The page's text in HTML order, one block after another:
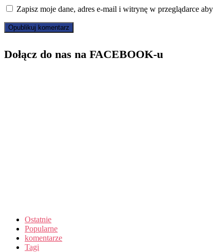
Zapisz moje dane, adres e-mail i witrynę w przeglądarce
Dołącz do nas na FACEBOOK-u
Ostatnie
Popularne
komentarze
Tagi